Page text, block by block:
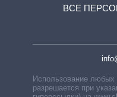
ВСЕ
Использование любых
разрешается при